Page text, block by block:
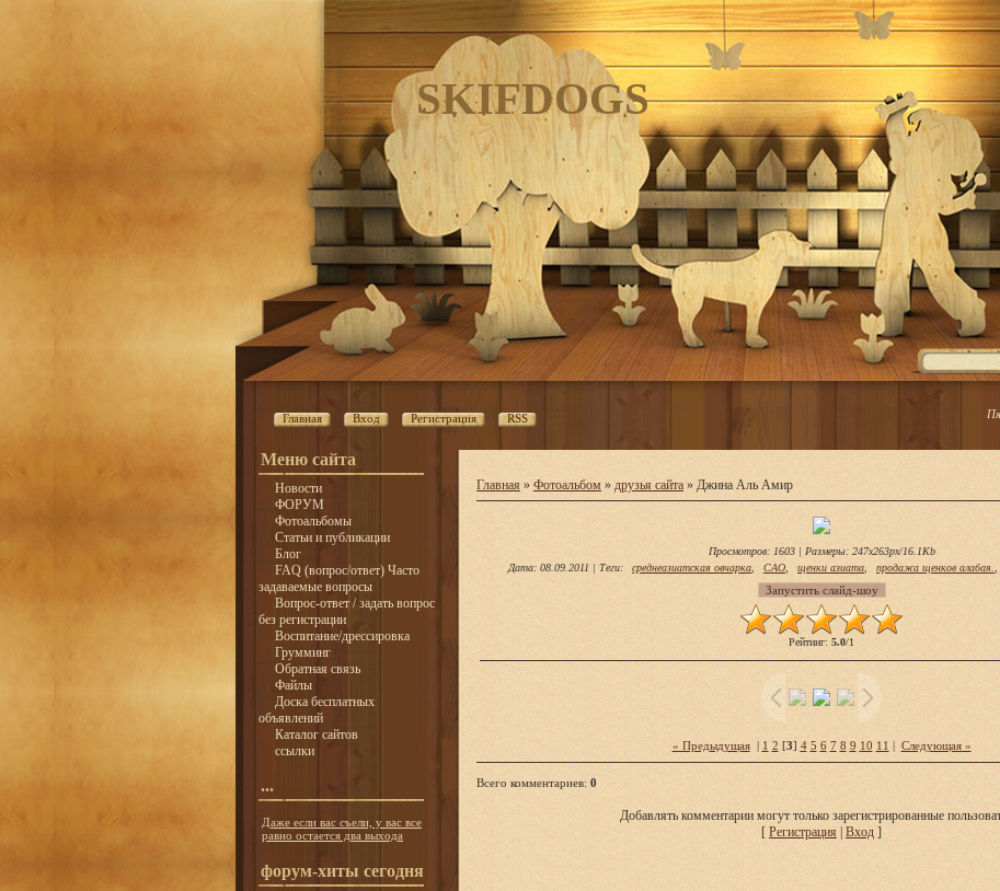
SKIFDOGS
Главная Вход Регистрация RSS
Меню сайта
Новости
ФОРУМ
Фотоальбомы
Статьи и публикации
Блог
FAQ (вопрос/ответ) Часто
задаваемые вопросы
Вопрос-ответ / задать вопрос
без регистрации
Воспитание/дрессировка
Грумминг
Обратная связь
Файлы
Доска бесплатных
объявлений
Каталог сайтов
ссылки
...
Даже если вас съели, у вас все
равно остается два выхода
форум-хиты сегодня
Главная » Фотоальбом » друзья сайта » Джина Аль Амир
Просмотров: 1603 | Размеры: 247x263px/16.1Kb
Дата: 08.09.2011 | Теги: среднеазиатская овчарка САО щенки азиата продажа щенков алабая.
Рейтинг: 5.0/1
« Предыдущая| 1 2 [3] 4 5 6 7 8 9 10 11 | Следующая »
Всего комментариев: 0
Добавлять комментарии могут только зарегистрированные
[ Регистрация Вход ]